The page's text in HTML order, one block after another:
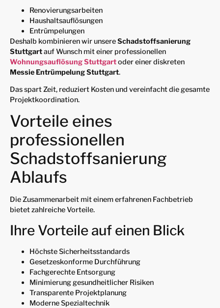
Renovierungsarbeiten
Haushaltsauflösungen
Entrümpelungen
Deshalb kombinieren wir unsereSchadstoffsanierung
Stuttgartauf Wunsch mit einer professionellen
Wohnungsauflösung Stuttgartoder einer diskreten
Messie Entrümpelung Stuttgart.
Das spart Zeit, reduziert Kosten und vereinfacht die gesamte
Projektkoordination.
Vorteile eines
professionellen
Schadstoffsanierung
Ablaufs
Die Zusammenarbeit mit einem erfahrenen Fachbetrieb
bietet zahlreiche Vorteile.
Ihre Vorteile auf einen Blick
Höchste Sicherheitsstandards
Gesetzeskonforme Durchführung
Fachgerechte Entsorgung
Minimierung gesundheitlicher Risiken
Transparente Projektplanung
Moderne Spezialtechnik